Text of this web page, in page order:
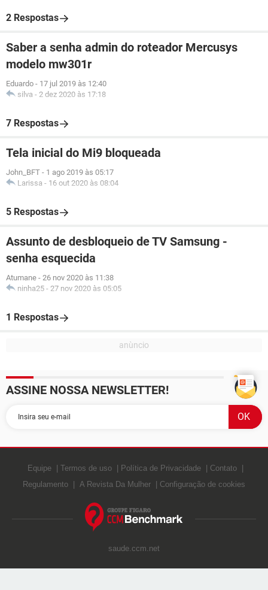
2 Respostas
Saber a senha admin do roteador Mercusys
modelo mw301r
Eduardo - 17 jul 2019 às 12:40
silva - 2 dez 2020 às 17:18
7 Respostas
Tela inicial do Mi9 bloqueada
John_BFT - 1 ago 2019 às 05:17
Larissa - 16 out 2020 às 08:04
5 Respostas
Assunto de desbloqueio de TV Samsung -
senha esquecida
Atumane - 26 nov 2020 às 11:38
ninha25 - 27 nov 2020 às 05:05
1 Respostas
ASSINE NOSSA NEWSLETTER!
Equipe Termos de uso Política de Privacidade
Contato
Regulamento
A Revista Da Mulher Configuração de cookies
saude.ccm.net